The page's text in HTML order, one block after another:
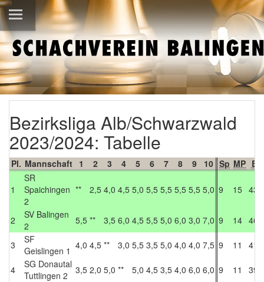
Bezirksliga Alb/Schwarzwald
2023/2024: Tabelle
Pl. Mannschaft 1 2 3 4 5 6 7 8 9 10 Sp MP BP
1
SR
Spaichingen
2
** 2,5 4,0 4,5 5,0 5,5 5,5 5,5 5,5 5,0 9 15
2
SV Balingen
2
5,5 ** 3,5 6,0 4,5 5,5 5,0 6,0 3,0 7,0 9 14
3
SF
Geislingen 1 4,0 4,5 ** 3,0 5,5 3,5 5,0 4,0 4,0 7,5 9 11
4
SG Donautal
Tuttlingen 2
3,5 2,0 5,0 ** 5,0 4,5 3,5 4,0 6,0 6,0 9 11